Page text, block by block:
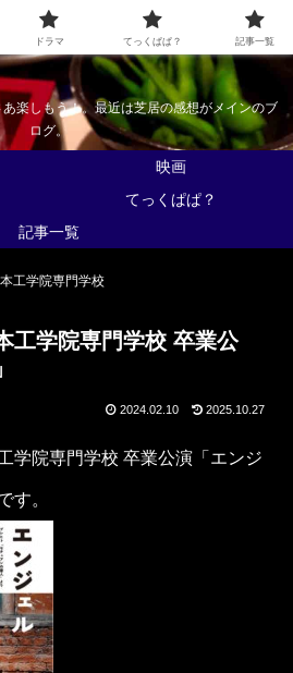
んかくうかい
楽しもう！。最近は芝居の感想がメインのブ
ログ。
映画
てっくぱぱ？
記事一覧
工学院専門学校
工学院専門学校 卒業公
2024.02.10 2025.10.27
学院専門学校 卒業公演「エンジ
す。
ドラマ てっくぱぱ？ 記事一覧